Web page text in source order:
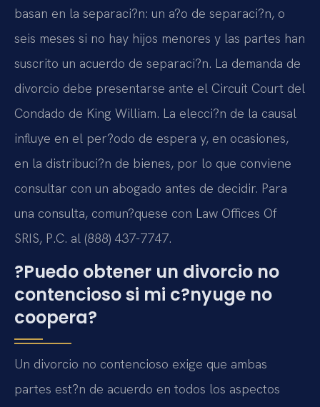
basan en la separaci?n: un a?o de separaci?n, o
seis meses si no hay hijos menores y las partes han
suscrito un acuerdo de separaci?n. La demanda de
divorcio debe presentarse ante el Circuit Court del
Condado de King William. La elecci?n de la causal
influye en el per?odo de espera y, en ocasiones,
en la distribuci?n de bienes, por lo que conviene
consultar con un abogado antes de decidir. Para
una consulta, comun?quese con Law Offices Of
SRIS, P.C. al (888) 437-7747.
?Puedo obtener un divorcio no
contencioso si mi c?nyuge no
coopera?
Un divorcio no contencioso exige que ambas
partes est?n de acuerdo en todos los aspectos